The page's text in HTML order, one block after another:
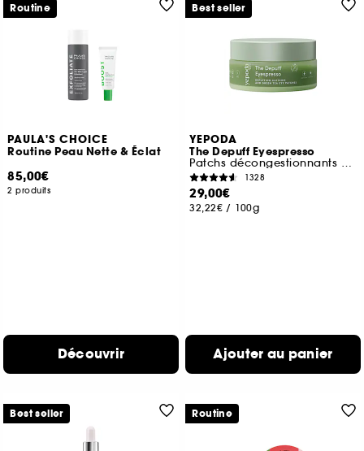
PAULA'S CHOICE
Routine Peau Nette & Éclat
85,00€
2 produits
Découvrir
Routine
YEPODA
The Depuff Eyespresso
Patchs décongestionnants à la caféine et au thé vert
1328
29,00€
32,22€ / 100g
Ajouter au panier
Best seller
Best seller Routine